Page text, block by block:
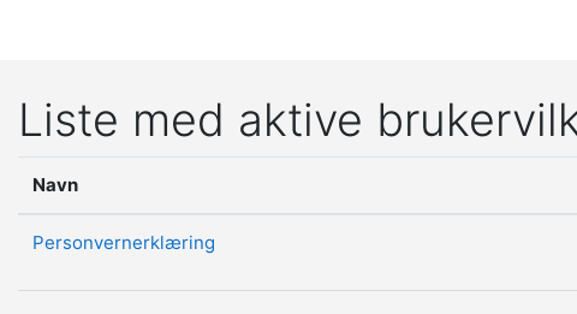
Liste med aktive
Navn
Personvernerklæring